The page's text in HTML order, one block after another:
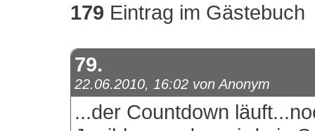
179 Eintrag im Gästebuch
79.
22.06.2010, 16:02 von Anonym
...der Countdown